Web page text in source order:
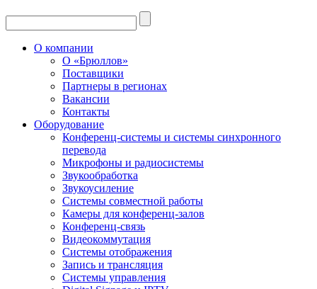
О компании
О «Брюллов»
Поставщики
Партнеры в регионах
Вакансии
Контакты
Оборудование
Конференц-системы и системы синхронного
перевода
Микрофоны и радиосистемы
Звукообработка
Звукоусиление
Системы совместной работы
Камеры для конференц-залов
Конференц-связь
Видеокоммутация
Системы отображения
Запись и трансляция
Системы управления